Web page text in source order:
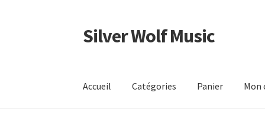
Aller
à
Aller
au
Silver Wolf Music
Accueil Catégories Panier Mon